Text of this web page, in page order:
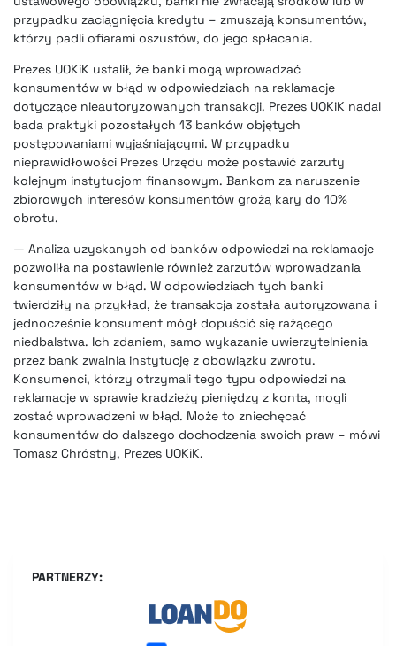
przypadku zaciągnięcia kredytu – zmuszają konsumentów,
którzy padli ofiarami oszustów, do jego spłacania.
Prezes UOKiK ustalił, że banki mogą wprowadzać
konsumentów w błąd w odpowiedziach na reklamacje
dotyczące nieautoryzowanych transakcji. Prezes UOKiK nadal
bada praktyki pozostałych 13 banków objętych
postępowaniami wyjaśniającymi. W przypadku
nieprawidłowości Prezes Urzędu może postawić zarzuty
kolejnym instytucjom finansowym. Bankom za naruszenie
zbiorowych interesów konsumentów grożą kary do 10%
obrotu.
— Analiza uzyskanych od banków odpowiedzi na reklamacje
pozwoliła na postawienie również zarzutów wprowadzania
konsumentów w błąd. W odpowiedziach tych banki
twierdziły na przykład, że transakcja została autoryzowana i
jednocześnie konsument mógł dopuścić się rażącego
niedbalstwa. Ich zdaniem, samo wykazanie uwierzytelnienia
przez bank zwalnia instytucję z obowiązku zwrotu.
Konsumenci, którzy otrzymali tego typu odpowiedzi na
reklamacje w sprawie kradzieży pieniędzy z konta, mogli
zostać wprowadzeni w błąd. Może to zniechęcać
konsumentów do dalszego dochodzenia swoich praw – mówi
Tomasz Chróstny, Prezes UOKiK.
PARTNERZY: